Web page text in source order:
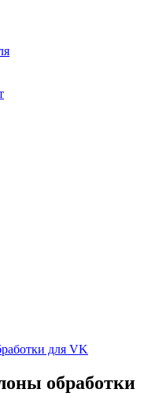
для VK
обработки